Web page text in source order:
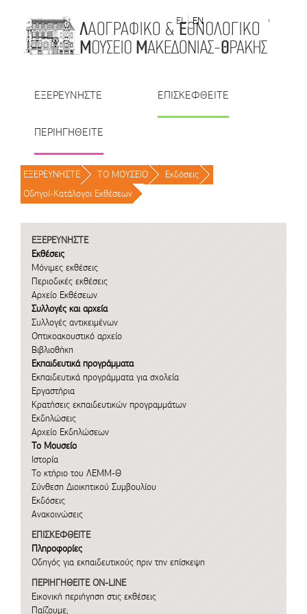
EL
EN | TR | BU | RO
ΕΞΕΡΕΥΝΗΣΤΕ ΕΠΙΣΚΕΦΘΕΙΤΕ
ΠΕΡΙΗΓΗΘΕΙΤΕ
ΕΞΕΡΕΥΝΗΣΤΕ / ΤΟ ΜΟΥΣΕΙΟ / Εκδόσεις /
Οδηγοί-Κατάλογοι Εκθέσεων /
ΕΞΕΡΕΥΝΗΣΤΕ
Εκθέσεις
Μόνιμες εκθέσεις
Περιοδικές εκθέσεις
Αρχείο Εκθέσεων
Συλλογές και αρχεία
Συλλογές αντικειμένων
Οπτικοακουστικό αρχείο
Βιβλιοθήκη
Εκπαιδευτικά προγράμματα
Εκπαιδευτικά προγράμματα για σχολεία
Εργαστήρια
Κρατήσεις εκπαιδευτικών προγραμμάτων
Εκδηλώσεις
Αρχείο Εκδηλώσεων
Το Μουσείο
Ιστορία
Το κτήριο του ΛΕΜΜ-Θ
Σύνθεση Διοικητικού Συμβουλίου
Εκδόσεις
Ανακοινώσεις
ΕΠΙΣΚΕΦΘΕΙΤΕ
Πληροφορίες
Οδηγός για εκπαιδευτικούς πριν την επίσκεψη
ΠΕΡΙΗΓΗΘΕΙΤΕ ON-LINE
Εικονική περιήγηση στις εκθέσεις
Παίζουμε;